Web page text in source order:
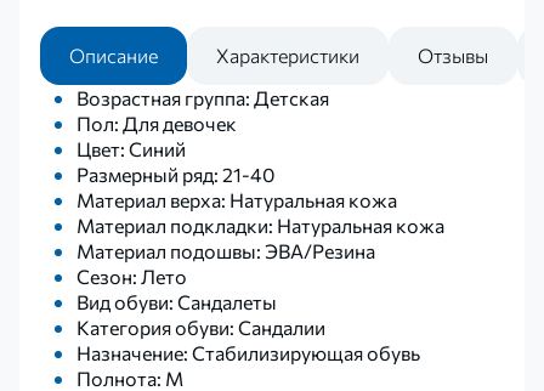
Описание Характеристики
Отзывы
Возрастная группа: Детская
Пол: Для девочек
Цвет: Синий
Размерный ряд: 21-40
Материал верха: Натуральная кожа
Материал подкладки: Натуральная кожа
Материал подошвы: ЭВА/Резина
Сезон: Лето
Вид обуви: Сандалеты
Категория обуви: Сандалии
Назначение: Стабилизирующая обувь
Полнота: M